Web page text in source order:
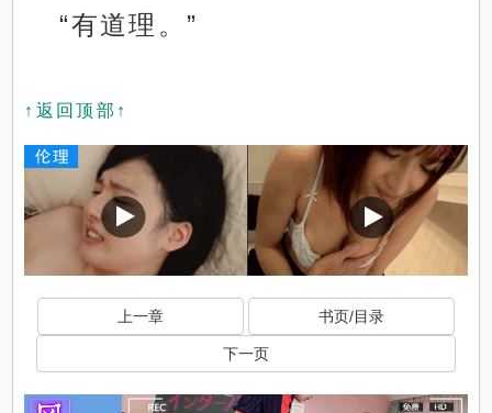
“有道理。”
↑返回顶部↑
上一章 书页/目录
下一页